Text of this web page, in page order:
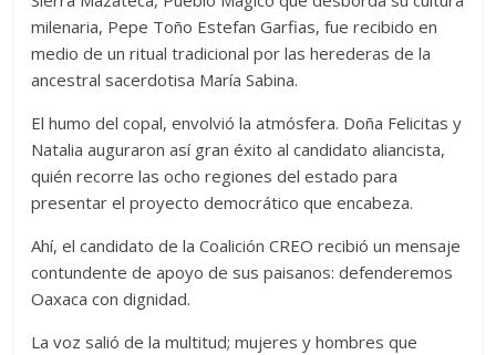
milenaria, Pepe Toño Estefan Garfias, fue recibido en
medio de un ritual tradicional por las herederas de la
ancestral sacerdotisa María Sabina.
El humo del copal, envolvió la atmósfera. Doña Felicitas y
Natalia auguraron así gran éxito al candidato aliancista,
quién recorre las ocho regiones del estado para
presentar el proyecto democrático que encabeza.
Ahí, el candidato de la Coalición CREO recibió un mensaje
contundente de apoyo de sus paisanos: defenderemos
Oaxaca con dignidad.
La voz salió de la multitud; mujeres y hombres que